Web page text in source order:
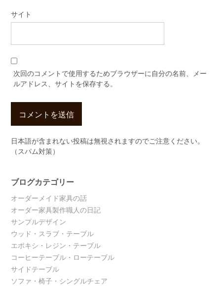
サイト
次回のコメントで使用するためブラウザーに自分の名前、メー
ルアドレス、サイトを保存する。
日本語が含まれない投稿は無視されますのでご注意ください。
（スパム対策）
ブログカテゴリー
オーダーメイド家具の話
オーダー家具製作職人の日記
サンプルデザイン
ウッド・スラブ・テーブル
エポキシ・レジン・テーブル
コーヒーテーブル・ローテーブル
サイドテーブル
ソファ・椅子・シングルチェア